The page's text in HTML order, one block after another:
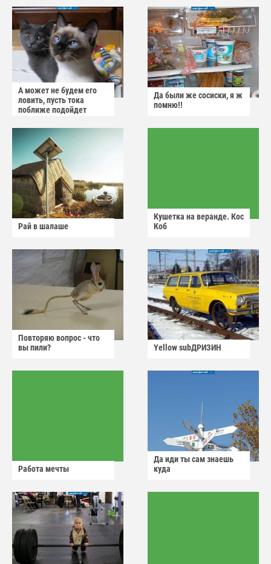
А может не будем его
ловить, пусть тока
поближе подойдет
Да были же сосиски, я ж
помню!!
Рай в шалаше
Кушетка на веранде. Кос
Коб
Повторяю вопрос - что
вы пили?
Yellow subДРИЗИН
Работа мечты
Да иди ты сам знаешь
куда